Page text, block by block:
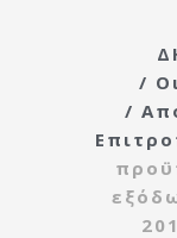
/
/